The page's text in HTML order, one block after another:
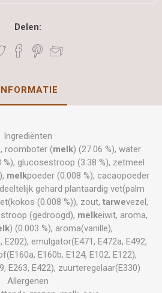
Delen:
Ingrediënten
roomboter (melk) (27.06 %), water
%), glucosestroop (3.38 %), zetmeel
melkpoeder (0.008 %), cacaopoeder
gehard plantaardig vet(palm
(0.008 %)), zout, tarwevezel,
(gedroogd), melkeiwit, aroma,
) (0.003 %), aroma(vanille),
emulgator(E471, E472a, E492,
E160b, E124, E102, E122),
E263, E422), zuurteregelaar(E330)
Allergenen